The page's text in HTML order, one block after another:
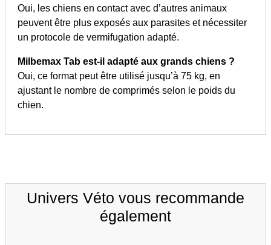
Oui, les chiens en contact avec d’autres animaux
peuvent être plus exposés aux parasites et nécessiter
un protocole de vermifugation adapté.
Milbemax Tab est-il adapté aux grands chiens ?
Oui, ce format peut être utilisé jusqu’à 75 kg, en
ajustant le nombre de comprimés selon le poids du
chien.
Univers Véto vous recommande
également